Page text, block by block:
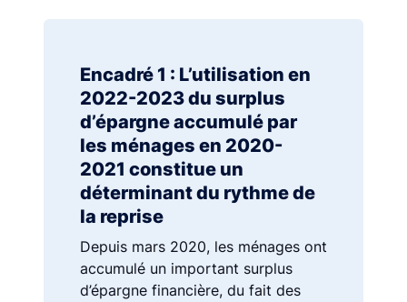
Encadré 1 : L’utilisation en
2022-2023 du surplus
d’épargne accumulé par
les ménages en 2020-
2021 constitue un
déterminant du rythme de
la reprise
Depuis mars 2020, les ménages ont
accumulé un important surplus
d’épargne financière, du fait des